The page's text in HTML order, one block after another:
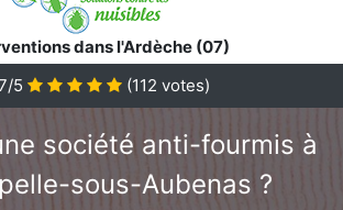
dans l'Ardèche (07)
5
(112 votes)
société anti-fourmis à
sous-Aubenas ?